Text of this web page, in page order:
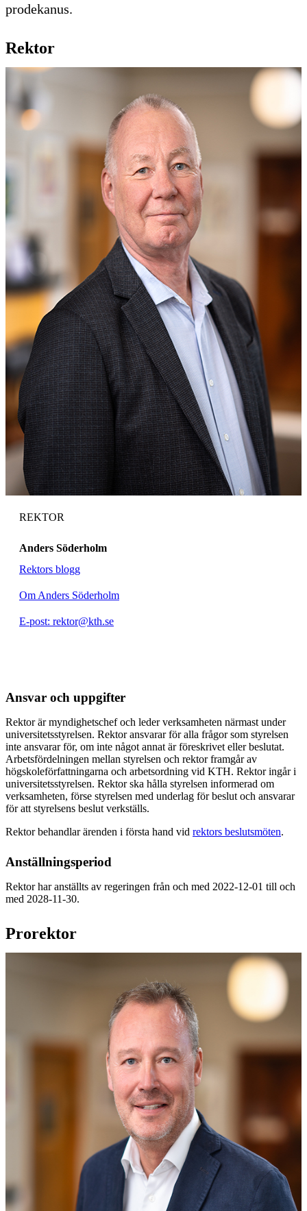
prodekanus.
Rektor
REKTOR
Anders Söderholm
Rektors blogg
Om Anders Söderholm
E-post: rektor@kth.se
Ansvar och uppgifter
Rektor är myndighetschef och leder verksamheten närmast under
universitetsstyrelsen. Rektor ansvarar för alla frågor som styrelsen
inte ansvarar för, om inte något annat är föreskrivet eller beslutat.
Arbetsfördelningen mellan styrelsen och rektor framgår av
högskoleförfattningarna och arbetsordning vid KTH. Rektor ingår i
universitetsstyrelsen. Rektor ska hålla styrelsen informerad om
verksamheten, förse styrelsen med underlag för beslut och ansvarar
för att styrelsens beslut verkställs.
Rektor behandlar ärenden i första hand vid rektors beslutsmöten.
Anställningsperiod
Rektor har anställts av regeringen från och med 2022-12-01 till och
med 2028-11-30.
Prorektor